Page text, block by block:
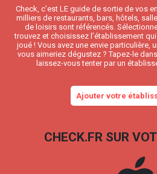
Check, c’est LE guide de sortie de vos
milliers de restaurants, bars, hôtels,
de loisirs sont référencés.
trouvez et choisissez l’établissement
joué ! Vous avez une envie particulière,
vous aimeriez dégustez ? Tapez-le
laissez-vous tenter par un
Ajouter votre
CHECK.FR SUR